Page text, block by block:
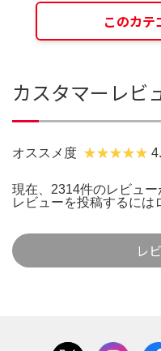
このカテ
カスタマーレビ
オススメ度
現在、2314件のレビュー
レビューを投稿するには
レ